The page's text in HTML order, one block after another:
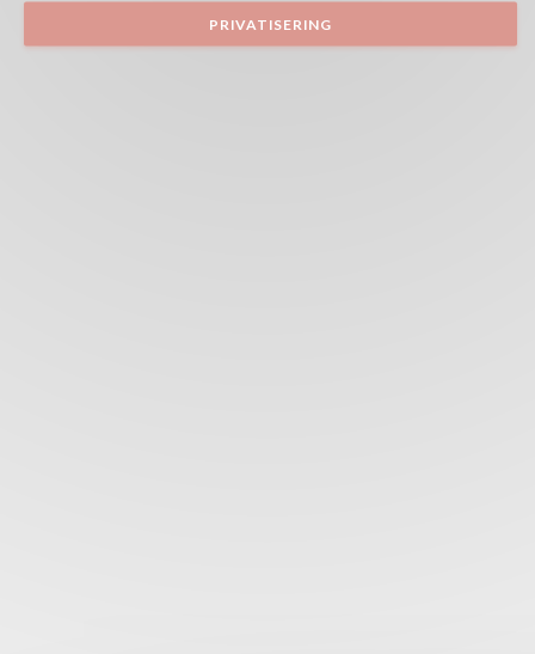
PRIVATISERING